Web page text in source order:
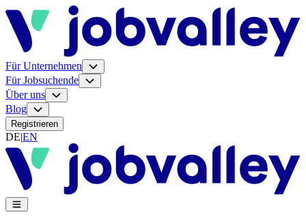
Für Unternehmen
Für Jobsuchende
Über uns
Blog
Registrieren
DE|EN